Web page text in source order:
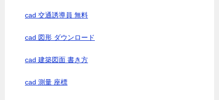
cad 交通誘導員 無料
cad 図形 ダウンロード
cad 建築図面 書き方
cad 測量 座標